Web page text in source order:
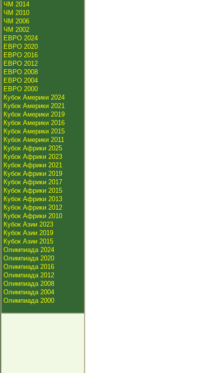
ЧМ 2014
ЧМ 2010
ЧМ 2006
ЧМ 2002
ЕВРО 2024
ЕВРО 2020
ЕВРО 2016
ЕВРО 2012
ЕВРО 2008
ЕВРО 2004
ЕВРО 2000
Кубок Америки 2024
Кубок Америки 2021
Кубок Америки 2019
Кубок Америки 2016
Кубок Америки 2015
Кубок Америки 2011
Кубок Африки 2025
Кубок Африки 2023
Кубок Африки 2021
Кубок Африки 2019
Кубок Африки 2017
Кубок Африки 2015
Кубок Африки 2013
Кубок Африки 2012
Кубок Африки 2010
Кубок Азии 2023
Кубок Азии 2019
Кубок Азии 2015
Олимпиада 2024
Олимпиада 2020
Олимпиада 2016
Олимпиада 2012
Олимпиада 2008
Олимпиада 2004
Олимпиада 2000